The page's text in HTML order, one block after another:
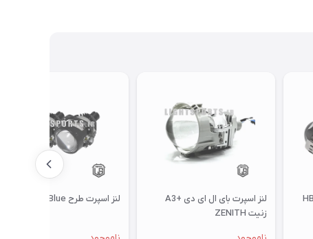
لنز اسپرت مخصوص نور بالا HB
لنز اسپرت بای ال ای دی +A3
زنیت ZENITH
لنز اسپرت طرح Blue